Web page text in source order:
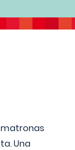
Una